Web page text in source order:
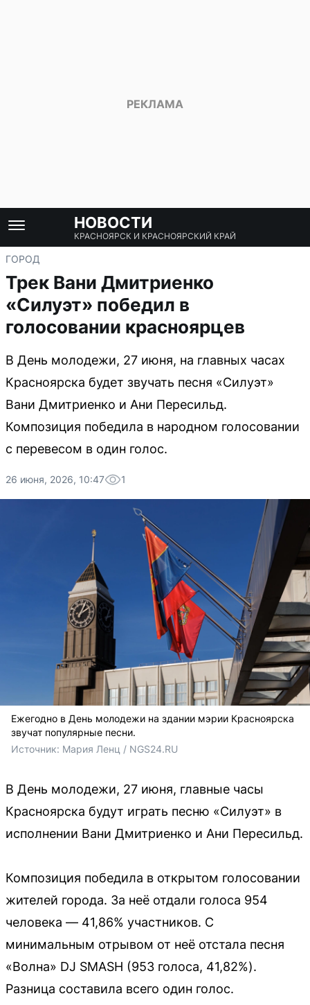
НОВОСТИ
КРАСНОЯРСК И КРАСНОЯРСКИЙ КРАЙ
ГОРОД
Трек Вани Дмитриенко
«Силуэт» победил в
голосовании красноярцев
В День молодежи, 27 июня, на главных часах
Красноярска будет звучать песня «Силуэт»
Вани Дмитриенко и Ани Пересильд.
Композиция победила в народном голосовании
с перевесом в один голос.
26 июня, 2026, 10:47 1
Ежегодно в День молодежи на здании мэрии Красноярска
звучат популярные песни.
Источник: Мария Ленц / NGS24.RU
В День молодежи, 27 июня, главные часы
Красноярска будут играть песню «Силуэт» в
исполнении Вани Дмитриенко и Ани Пересильд.
Композиция победила в открытом голосовании
жителей города. За неё отдали голоса 954
человека — 41,86% участников. С
минимальным отрывом от неё отстала песня
«Волна» DJ SMASH (953 голоса, 41,82%).
Разница составила всего один голос.